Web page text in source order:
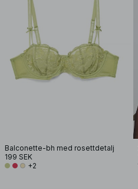
Balconette-bh med rosettdetalj
199 SEK
+2